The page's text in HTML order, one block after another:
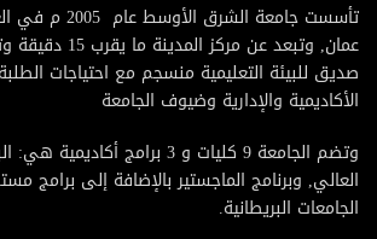
تأسست جامعة الشرق
عمان, وتبعد عن
صديق للبيئة التعليمية منسجم مع احتياجات
الأكاديمية والإدارية وضيوف الجامعة
وتضم الجامعة 9 كليات و 3 برامج
العالي, وبرنامج الماجستير بالإضافة إلى برامج
الجامعات البريطانية.